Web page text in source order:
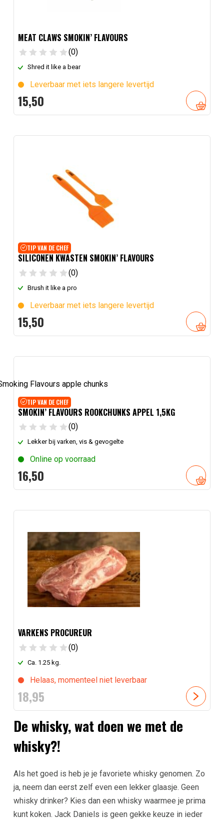
MEAT CLAWS SMOKIN’ FLAVOURS
(0)
Shred it like a bear
Leverbaar met iets langere levertijd
15,50
TIP VAN DE CHEF
SILICONEN KWASTEN SMOKIN’ FLAVOURS
(0)
Brush it like a pro
Leverbaar met iets langere levertijd
15,50
TIP VAN DE CHEF
SMOKIN’ FLAVOURS ROOKCHUNKS APPEL 1,5KG
(0)
Lekker bij varken, vis & gevogelte
Online op voorraad
16,50
VARKENS PROCUREUR
(0)
Ca. 1.25 kg.
Helaas, momenteel niet leverbaar
18,95
De whisky, wat doen we met de
whisky?!
Als het goed is heb je je favoriete whisky genomen. Zo
ja, neem dan eerst zelf even een lekker glaasje. Geen
whisky drinker? Kies dan een whisky waarmee je prima
kunt koken. Jack Daniels is geen gekke keuze in ieder